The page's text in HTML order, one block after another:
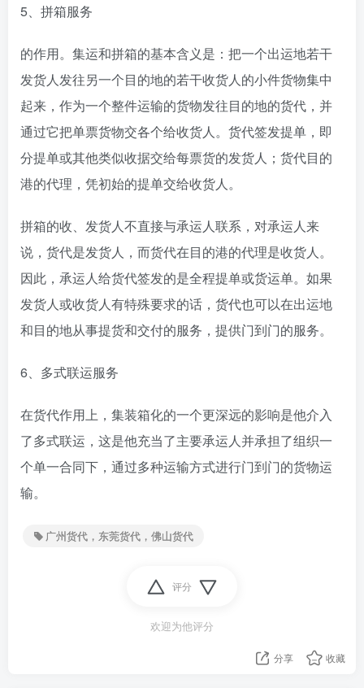
5、拼箱服务
的作用。集运和拼箱的基本含义是：把一个出运地若干
发货人发往另一个目的地的若干收货人的小件货物集中
起来，作为一个整件运输的货物发往目的地的货代，并
通过它把单票货物交各个给收货人。货代签发提单，即
分提单或其他类似收据交给每票货的发货人；货代目的
港的代理，凭初始的提单交给收货人。
拼箱的收、发货人不直接与承运人联系，对承运人来
说，货代是发货人，而货代在目的港的代理是收货人。
因此，承运人给货代签发的是全程提单或货运单。如果
发货人或收货人有特殊要求的话，货代也可以在出运地
和目的地从事提货和交付的服务，提供门到门的服务。
6、多式联运服务
在货代作用上，集装箱化的一个更深远的影响是他介入
了多式联运，这是他充当了主要承运人并承担了组织一
个单一合同下，通过多种运输方式进行门到门的货物运
输。
广州货代，东莞货代，佛山货代
评分
欢迎为他评分
分享 收藏